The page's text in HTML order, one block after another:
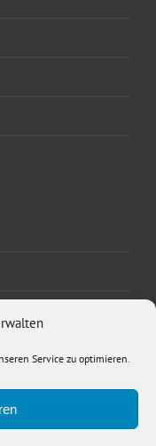
Service zu optimieren.